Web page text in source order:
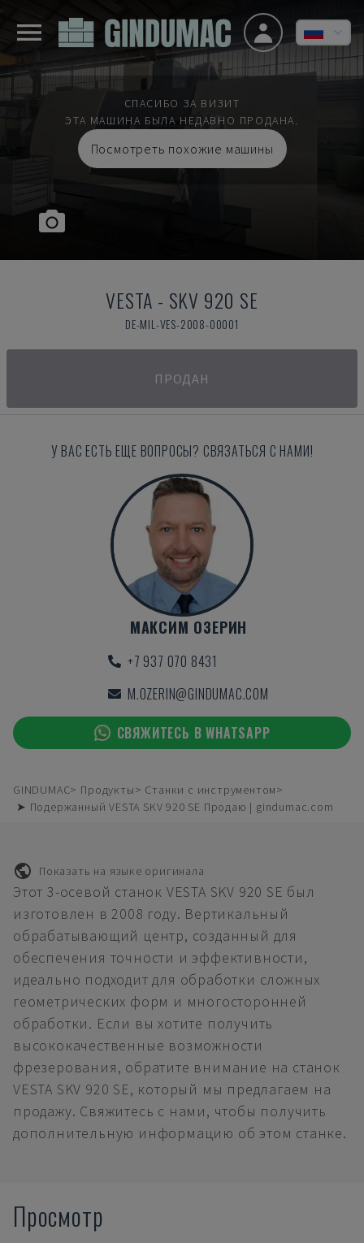
СПАСИБО ЗА ВИЗИТ
ЭТА МАШИНА БЫЛА НЕДАВНО ПРОДАНА.
Посмотреть похожие машины
VESTA - SKV 920 SE
DE-MIL-VES-2008-00001
ПРОДАН
У ВАС ЕСТЬ ЕЩЕ ВОПРОСЫ? СВЯЗАТЬСЯ С НАМИ!
МАКСИМ ОЗЕРИН
+7 937 070 8431
M.OZERIN@GINDUMAC.COM
СВЯЖИТЕСЬ В WHATSAPP
GINDUMAC Продукты
Станки с инструментом
➤ Подержанный VESTA SKV 920 SE Продаю | gindumac.com
Показать на языке оригинала
Этот 3-осевой станок VESTA SKV 920 SE был
изготовлен в 2008 году. Вертикальный
обрабатывающий центр, созданный для
обеспечения точности и эффективности,
идеально подходит для обработки сложных
геометрических форм и многосторонней
обработки. Если вы хотите получить
высококачественные возможности
фрезерования, обратите внимание на станок
VESTA SKV 920 SE, который мы предлагаем на
продажу. Свяжитесь с нами, чтобы получить
дополнительную информацию об этом станке.
Просмотр